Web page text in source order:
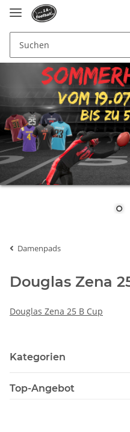
Damenpads
Douglas Zena
Douglas Zena 25 B Cup
Kategorien
Top-Angebot